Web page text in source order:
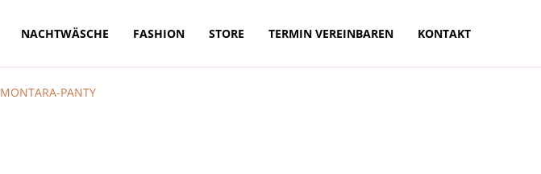
NACHTWÄSCHE FASHION STORE TERMIN VEREINBAREN KONTAKT
MONTARA-PANTY